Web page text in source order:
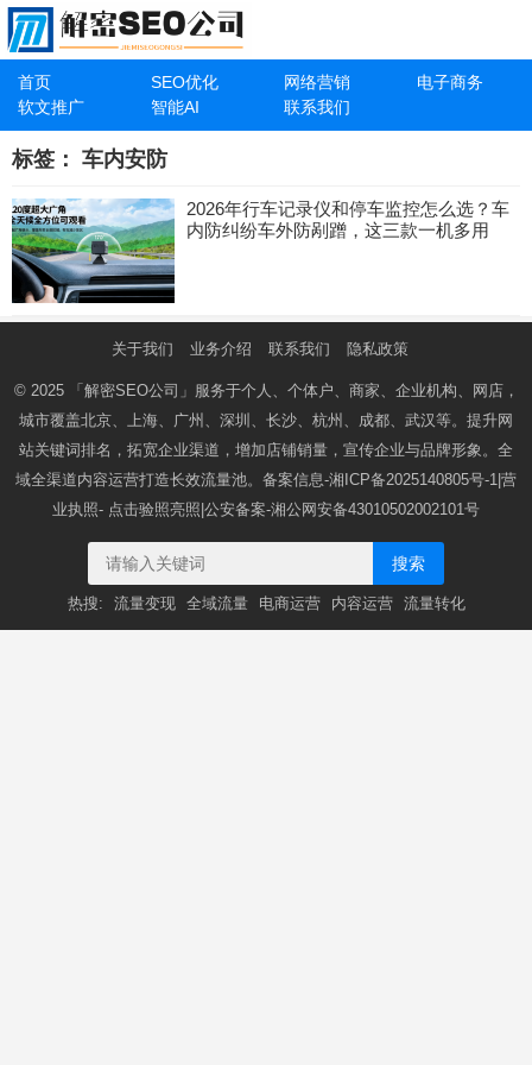
首页 SEO优化 网络营销
电子商务
软文推广
智能AI 联系我们
标签： 车内安防
2026年行车记录仪和停车监控怎么选？车
内防纠纷车外防剐蹭，这三款一机多用
关于我们 业务介绍 联系我们 隐私政策
© 2025 「解密SEO公司」 服务于个人、个体户、商家、企业机构、网店，
城市覆盖北京、上海、广州、深圳、长沙、杭州、成都、武汉等。提升网
站关键词排名，拓宽企业渠道，增加店铺销量，宣传企业与品牌形象。全
域全渠道内容运营打造长效流量池。备案信息-湘ICP备2025140805号-1 |营
业执照- 点击验照亮照 |公安备案-湘公网安备43010502002101号
搜索
热搜: 流量变现 全域流量 电商运营 内容运营 流量转化